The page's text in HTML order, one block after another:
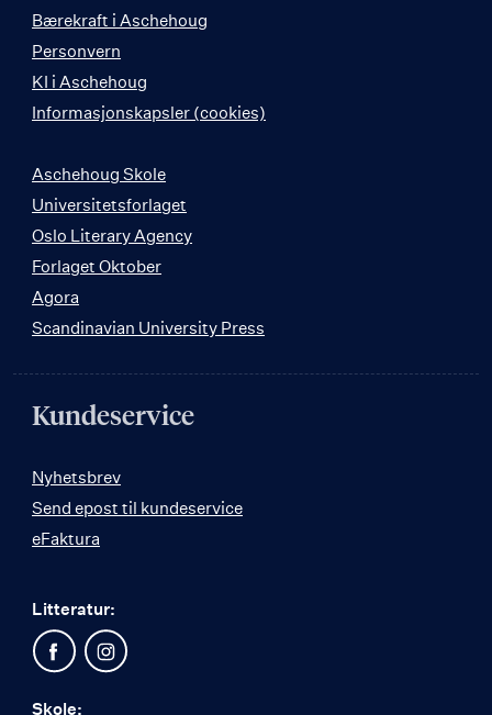
Bærekraft i Aschehoug
Personvern
KI i Aschehoug
Informasjonskapsler (cookies)
Aschehoug Skole
Universitetsforlaget
Oslo Literary Agency
Forlaget Oktober
Agora
Scandinavian University Press
Kundeservice
Nyhetsbrev
Send epost til kundeservice
eFaktura
Litteratur:
Skole: